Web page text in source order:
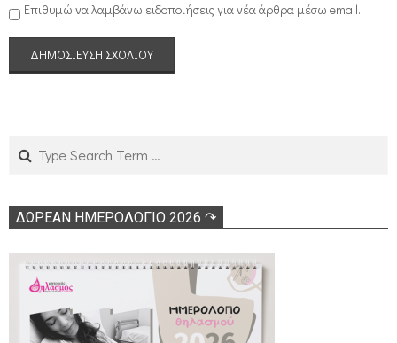
Επιθυμώ να λαμβάνω ειδοποιήσεις για νέα άρθρα μέσω email.
ΔΩΡΕΑΝ ΗΜΕΡΟΛΟΓΙΟ 2026 ↷